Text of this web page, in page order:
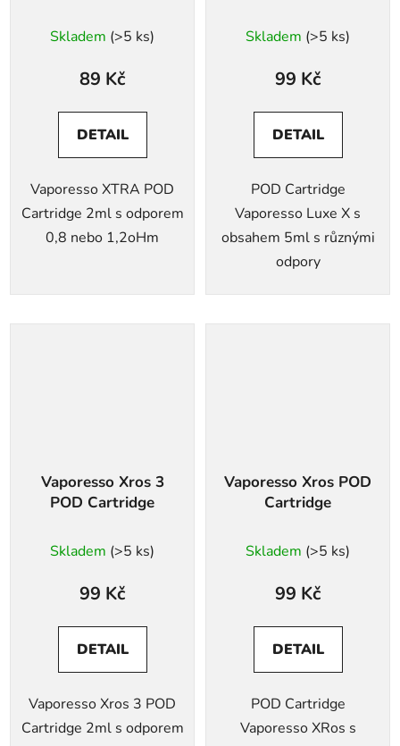
Skladem (>5 ks)
89 Kč
DETAIL
Vaporesso XTRA POD
Cartridge 2ml s odporem
0,8 nebo 1,2oHm
Skladem (>5 ks)
99 Kč
DETAIL
POD Cartridge
Vaporesso Luxe X s
obsahem 5ml s různými
odpory
Vaporesso Xros 3
POD Cartridge
Skladem (>5 ks)
99 Kč
DETAIL
Vaporesso Xros 3 POD
Cartridge 2ml s odporem
Vaporesso Xros POD
Cartridge
Skladem (>5 ks)
99 Kč
DETAIL
POD Cartridge
Vaporesso XRos s